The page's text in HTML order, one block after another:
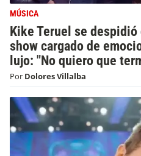
MÚSICA
Kike Teruel se
show cargado de
lujo: "No quiero que
Por Dolores Villalba